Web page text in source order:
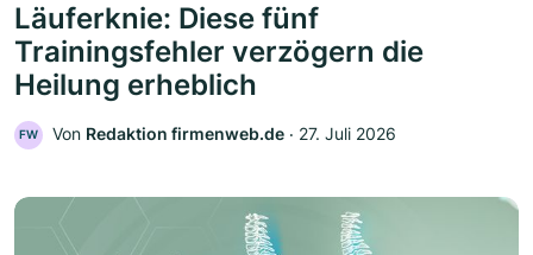
Läuferknie: Diese fünf
Trainingsfehler verzögern die
Heilung erheblich
FW Von Redaktion firmenweb.de ‧ 27. Juli 2026